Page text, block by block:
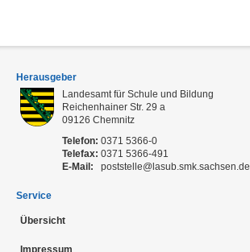
Herausgeber
Landesamt für Schule und Bildung
Reichenhainer Str. 29 a
09126 Chemnitz
Telefon: 0371 5366-0
Telefax: 0371 5366-491
E-Mail:
poststelle@lasub.smk.sachsen.de
Service
Übersicht
Impressum